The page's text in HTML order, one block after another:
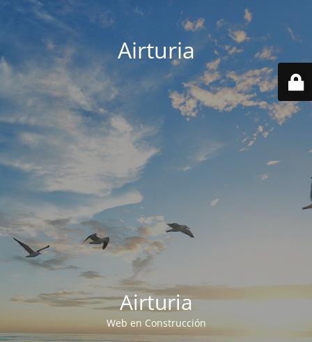
Airturia
Airturia
Web en Construcción